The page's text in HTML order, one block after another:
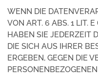
WENN DIE
VON ART. 6 ABS. 1 LIT.
HABEN SIE JEDERZEIT
DIE SICH AUS IHRER
ERGEBEN, GEGEN DIE